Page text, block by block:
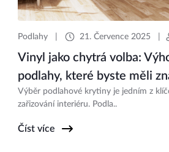
Podlahy 21. Července 2025
Vinyl jako chytrá volba:
podlahy, které byste měli
Výběr podlahové krytiny je jedním z
zařizování interiéru. Podla..
Číst více